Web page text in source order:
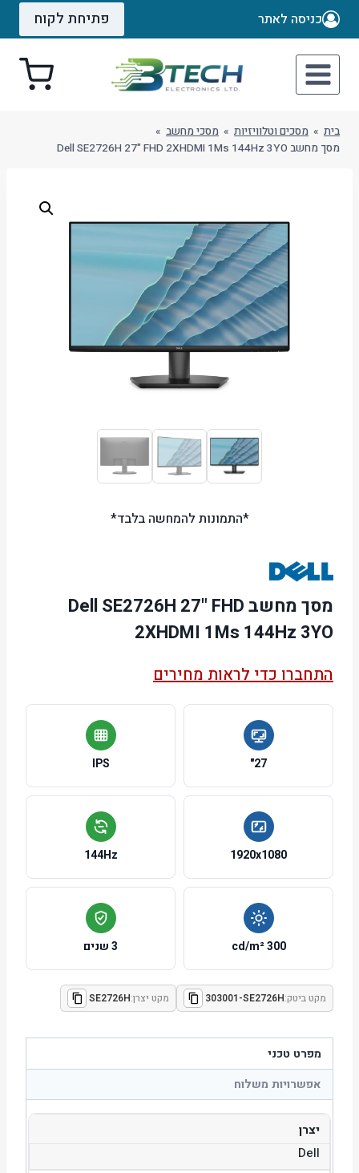
Skip
כניסה לאתר פתיחת לקוח
בית » מסכים וטלוויזיות » מסכי מחשב »
מסך מחשב Dell SE2726H 27" FHD 2XHDMI 1Ms 144Hz 3YO
*התמונות להמחשה בלבד*
מסך מחשב Dell SE2726H 27" FHD
2XHDMI 1Ms 144Hz 3YO
התחברו כדי לראות מחירים
27"
IPS
1920x1080
144Hz
300 cd/m² 3 שנים
מקט ביטק:303001-SE2726H מקט יצרן:SE2726H
מפרט טכני
אפשרויות משלוח
יצרן
Dell